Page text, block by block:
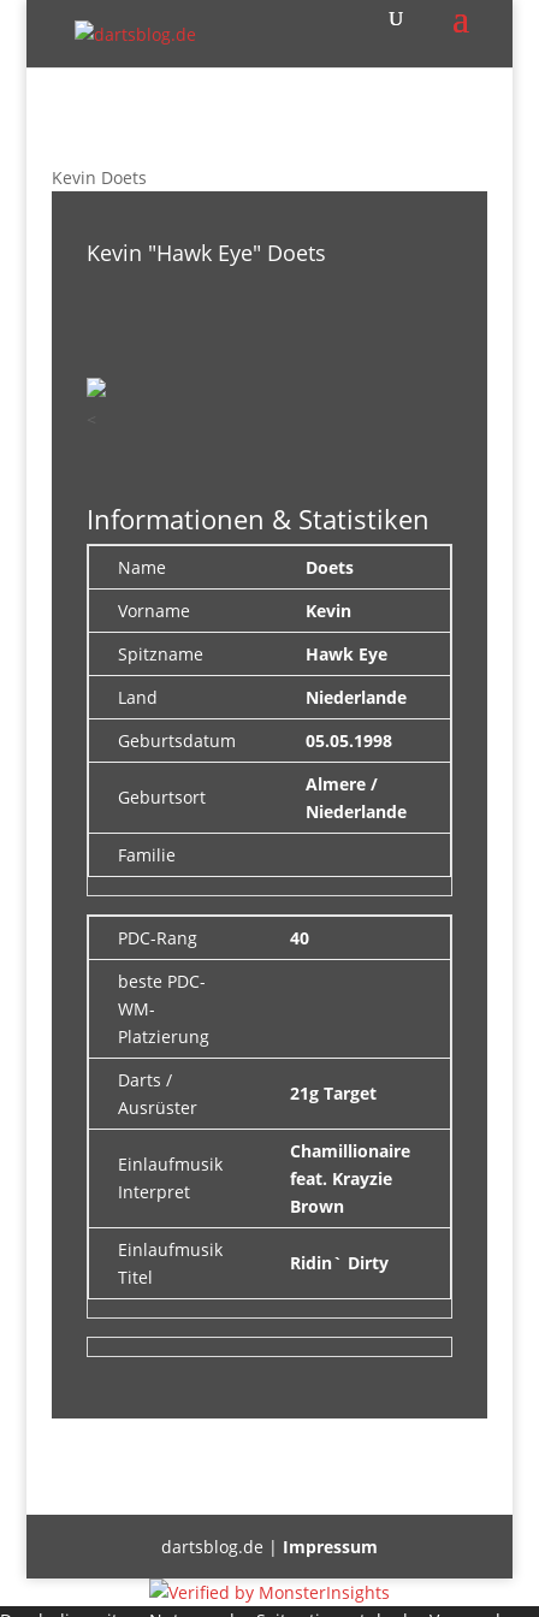
Kevin Doets
Kevin "Hawk Eye" Doets
Informationen & Statistiken
Name
Doets
Vorname
Kevin
Spitzname
Hawk Eye
Land
Niederlande
Geburtsdatum
05.05.1998
Geburtsort
Almere /
Niederlande
Familie
PDC-Rang
40
beste PDC-
WM-
Platzierung
Darts /
Ausrüster
21g Target
Einlaufmusik
Interpret
Chamillionaire
feat. Krayzie
Brown
Einlaufmusik
Titel
Ridin` Dirty
dartsblog.de | Impressum